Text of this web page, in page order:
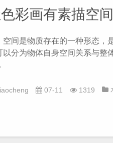
彩画有素描空
是物质存在的一种形态，是
以分为物体自身空间关系与整
07-11 1319